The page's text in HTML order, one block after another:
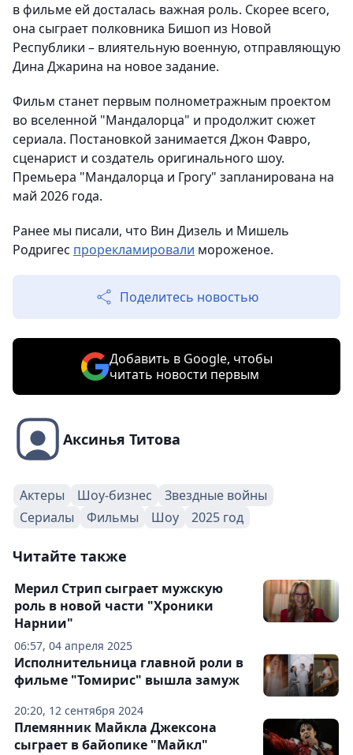
в фильме ей досталась важная роль. Скорее всего,
она сыграет полковника Бишоп из Новой
Республики – влиятельную военную, отправляющую
Дина Джарина на новое задание.
Фильм станет первым полнометражным проектом
во вселенной "Мандалорца" и продолжит сюжет
сериала. Постановкой занимается Джон Фавро,
сценарист и создатель оригинального шоу.
Премьера "Мандалорца и Грогу" запланирована на
май 2026 года.
Ранее мы писали, что Вин Дизель и Мишель
Родригес прорекламировали мороженое.
Поделитесь новостью
Добавить в Google, чтобы
читать новости первым
Аксинья Титова
Актеры Шоу-бизнес
Звездные войны
Сериалы
Фильмы Шоу 2025 год
Читайте также
06:57, 04 апреля 2025
Мерил Стрип сыграет мужскую
роль в новой части "Хроники
Нарнии"
20:20, 12 сентября 2024
Исполнительница главной роли в
фильме "Томирис" вышла замуж
Племянник Майкла Джексона
сыграет в байопике "Майкл"